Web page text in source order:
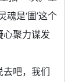
魂是‘圕’这个
心聚力谋发
去吧，我们